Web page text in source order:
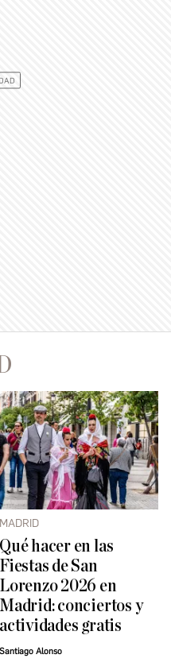
MADRID
Qué hacer en las
Fiestas de San
Lorenzo 2026 en
Madrid: conciertos y
actividades gratis
Santiago Alonso